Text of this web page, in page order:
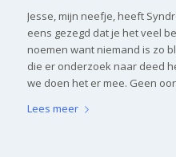
Jesse, mijn neefje, heeft
eens gezegd dat je het veel
noemen want niemand is zo
die er onderzoek naar deed
we doen het er mee. Geen
Lees meer